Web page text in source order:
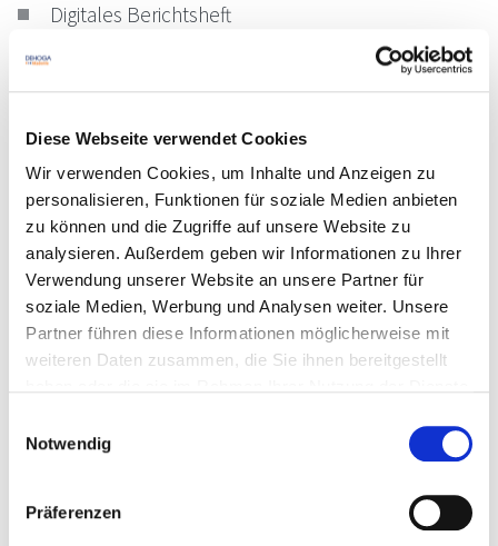
Diese Webseite verwendet Cookies
Wir verwenden Cookies, um Inhalte und Anzeigen zu
personalisieren, Funktionen für soziale Medien anbieten
zu können und die Zugriffe auf unsere Website zu
analysieren. Außerdem geben wir Informationen zu Ihrer
Verwendung unserer Website an unsere Partner für
soziale Medien, Werbung und Analysen weiter. Unsere
Partner führen diese Informationen möglicherweise mit
weiteren Daten zusammen, die Sie ihnen bereitgestellt
Cookies, wenn Sie unsere Webseite weiterhin nutzen.
Notwendig
Präferenzen
Digitales Berichtsheft
Sonstige Informationen
Übersetzung in 20 Sprachen möglich:
Englisch, Französisch, Spanisch, Italienisch,
Indonesisch, Russisch, Chinesisch, Polnisch, Ukrainisch,
Arabisch, Bulgarisch, Griechisch, Portugiesisch,
Rumänisch, Ungarisch, Türkisch, Hindi, Kroatisch,
Vietnamesisch
Termine
statt, Online
zzgl. MwSt.